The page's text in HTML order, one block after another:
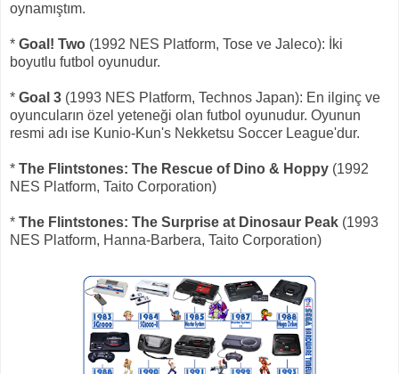
oynamıştım.
* Goal! Two (1992 NES Platform, Tose ve Jaleco): İki
boyutlu futbol oyunudur.
* Goal 3 (1993 NES Platform, Technos Japan): En ilginç ve
oyuncuların özel yeteneği olan futbol oyunudur. Oyunun
resmi adı ise Kunio-Kun's Nekketsu Soccer League'dur.
* The Flintstones: The Rescue of Dino & Hoppy (1992
NES Platform, Taito Corporation)
* The Flintstones: The Surprise at Dinosaur Peak (1993
NES Platform, Hanna-Barbera, Taito Corporation)